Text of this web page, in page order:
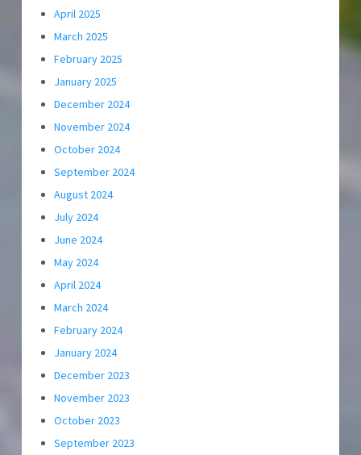
April 2025
March 2025
February 2025
January 2025
December 2024
November 2024
October 2024
September 2024
August 2024
July 2024
June 2024
May 2024
April 2024
March 2024
February 2024
January 2024
December 2023
November 2023
October 2023
September 2023